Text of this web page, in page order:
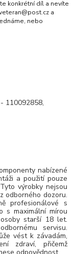
konkrétní díl a nevíte
a
nebo
110092858,
nabízené
a použití pouze
výrobky nejsou
odborného dozoru.
profesionálové s
s maximální mírou
starší 18 let.
servisu.
vést k závadám,
zdraví, přičemž